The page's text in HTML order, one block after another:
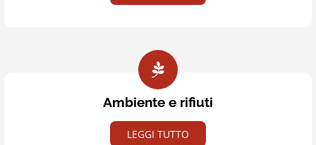
Ambiente e rifiuti
LEGGI TUTTO